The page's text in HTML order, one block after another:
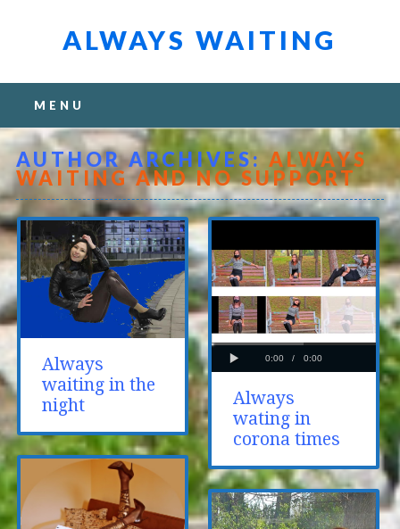
ALWAYS WAITING
Main menu
content
MENU
AUTHOR ARCHIVES: ALWAYS
WAITING AND NO SUPPORT
Always
waiting in the
night
Always
wating in
corona times